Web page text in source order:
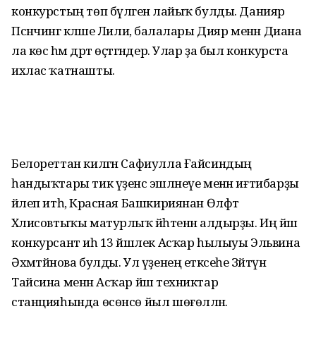
конкурстың төп бүләгенә лайыҡ булды. Данияр
Псәнчингә кәләше Лилиә, балалары Дияр менән Диана
ла көс һәм дәрт өҫтәгәндер. Улар ҙа был конкурста
ихлас ҡатнашты.
Белореттан килгән Сафиулла Ғайсин­дың
һандыҡтары тик үҙенсә эшләнеүе менән иғтибарҙы
йәлеп итһә, Красная Башкириянан Өлфәт
Хәлисовтыҡы матур­лыҡ йәһәтенән алдырҙы. Иң йәш
конкурсант иһә 13 йәшлек Асҡар һылыуы Эльвина
Әхмәтйәнова булды. Ул үҙенең етәк­сеһе Зәйтүнә
Тайсина менән Асҡар йәш техниктар
станцияһында өсөнсө йыл шөғөлләнә.